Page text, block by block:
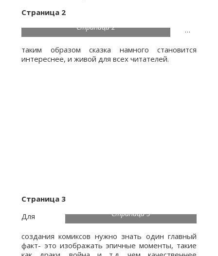
Страница 2
Страница 2 …
таким образом сказка намного становится
интереснее, и живой для всех читателей.
Страница 3
Страница 3
Для
создания комиксов нужно знать один главный
факт- это изображать эпичные моменты, такие